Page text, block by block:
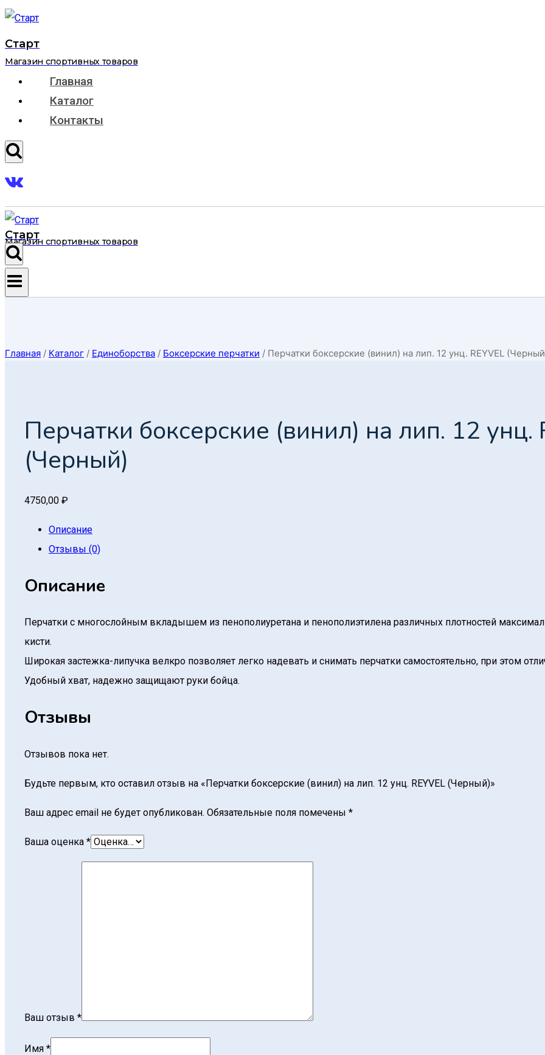
Перейти
содержимому
Старт
Магазин спортивных товаров
Главная
Каталог
Контакты
Старт
Магазин спортивных товаров
Главная / Каталог / Единоборcтва / Боксерские перчатки / Перчатки боксерские (винил) на лип. 12 унц. REYVEL
Перчатки боксерские (винил) на лип. 12 унц.
(Черный)
4750,00 ₽
Описание
Отзывы (0)
Описание
Перчатки с многослойным вкладышем из пенополиуретана и пенополиэтилена различных плотностей
кисти.
Широкая застежка-липучка велкро позволяет легко надевать и снимать перчатки самостоятельно, при этом
Удобный хват, надежно защищают руки бойца.
Отзывы
Отзывов пока нет.
Будьте первым, кто оставил отзыв на «Перчатки боксерские (винил) на лип. 12 унц. REYVEL (Черный)»
Ваш адрес email не будет опубликован. Обязательные поля помечены *
Ваша оценка *
Ваш отзыв *
Имя *